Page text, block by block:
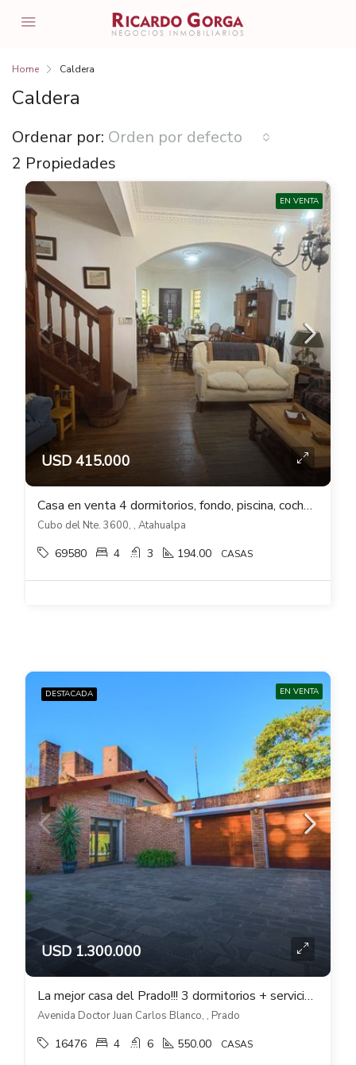
Home Caldera
Caldera
2 Propiedades
Ordenar por: Orden por defecto
EN VENTA
USD 415.000
Casa en venta 4 dormitorios, fondo, piscina, cocheras en Atahualpa
Cubo del Nte. 3600, , Atahualpa
69580 4 3 194.00 CASAS
DESTACADA EN VENTA
USD 1.300.000
La mejor casa del Prado!!! 3 dormitorios + servicio, cocheras, fondo, piscina
Avenida Doctor Juan Carlos Blanco, , Prado
16476 4 6 550.00 CASAS